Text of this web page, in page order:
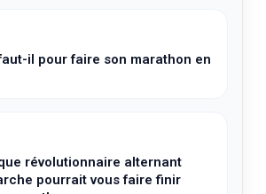
il pour faire son marathon en
révolutionnaire alternant
pourrait vous faire finir